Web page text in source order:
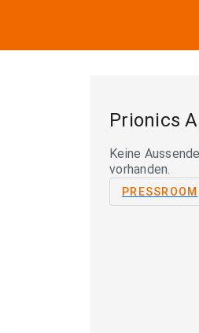
Prionics
Keine
vorhanden.
PRESSROOM